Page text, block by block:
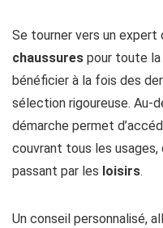
Se tourner vers un expert
chaussures pour toute la
bénéficier à la fois des
sélection rigoureuse. Au-
démarche permet
couvrant tous les usages,
passant par les loisirs.
Un conseil personnalisé,